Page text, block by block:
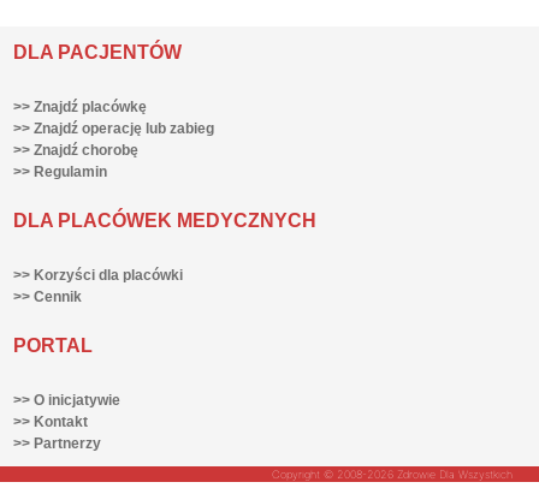
DLA PACJENTÓW
>> Znajdź placówkę
>> Znajdź operację lub zabieg
>> Znajdź chorobę
>> Regulamin
DLA PLACÓWEK MEDYCZNYCH
>> Korzyści dla placówki
>> Cennik
PORTAL
>> O inicjatywie
>> Kontakt
>> Partnerzy
Copyright © 2008-2026 Zdrowie Dla Wszystkich